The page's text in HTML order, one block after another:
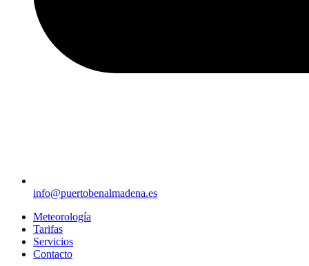
info@puertobenalmadena.es
Meteorología
Tarifas
Servicios
Contacto